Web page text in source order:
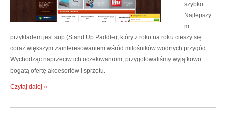
szybko.
Najlepszy
m
przykładem jest sup (Stand Up Paddle), który z roku na roku cieszy się
coraz większym zainteresowaniem wśród miłośników wodnych przygód.
Wychodząc naprzeciw ich oczekiwaniom, przygotowaliśmy wyjątkowo
bogatą ofertę akcesoriów i sprzętu.
Czytaj dalej »